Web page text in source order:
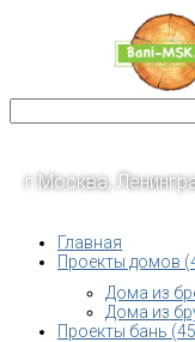
г.Москва,
Главная
Проекты домов
Дома из
Дома из
Проекты бань